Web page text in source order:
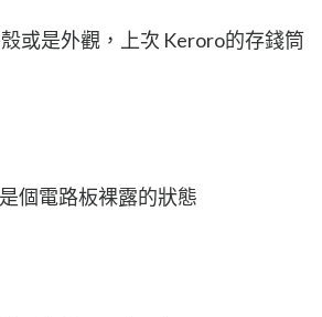
或是外觀，上次 Keroro的存錢筒
個電路板裸露的狀態